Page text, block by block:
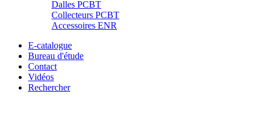
Dalles PCBT
Collecteurs PCBT
Accessoires ENR
E-catalogue
Bureau d'étude
Contact
Vidéos
Rechercher